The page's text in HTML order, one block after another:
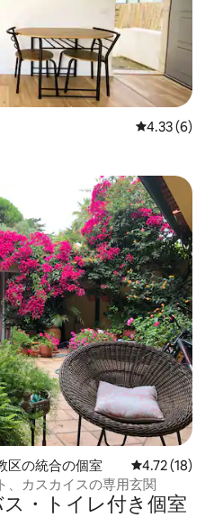
レビュー6
4.33 (6)
区の統合の個室 レビュー18
4.72 (18)
、カスカイスの専用玄関
・トイレ付き個室